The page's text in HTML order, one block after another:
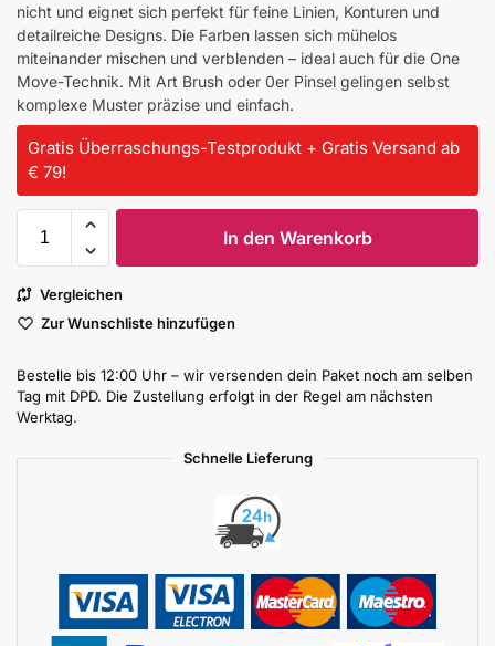
nicht und eignet sich perfekt für feine Linien, Konturen und
detailreiche Designs. Die Farben lassen sich mühelos
miteinander mischen und verblenden – ideal auch für die One
Move-Technik. Mit Art Brush oder 0er Pinsel gelingen selbst
komplexe Muster präzise und einfach.
Gratis Überraschungs-Testprodukt + Gratis Versand ab
€ 79!
In den Warenkorb
Vergleichen
Zur Wunschliste hinzufügen
Bestelle bis 12:00 Uhr – wir versenden dein Paket noch am selben
Tag mit DPD. Die Zustellung erfolgt in der Regel am nächsten
Werktag.
Schnelle Lieferung